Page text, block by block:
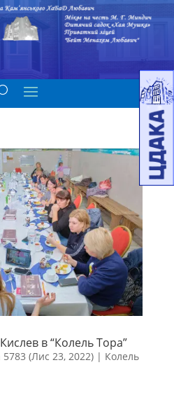
в “Колель Тора”
(Лис 23, 2022)| Колель